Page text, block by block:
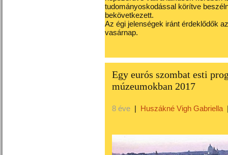
tudományoskodással körítve
bekövetkezett.
Az égi jelenségek iránt érdeklődők
vasárnap.
Egy eurós szombat esti
múzeumokban 2017
8 éve | Huszákné Vigh Gabriella